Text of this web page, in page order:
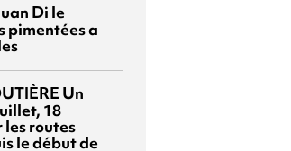
Di le
pimentées a
Un
18
les routes
le début de